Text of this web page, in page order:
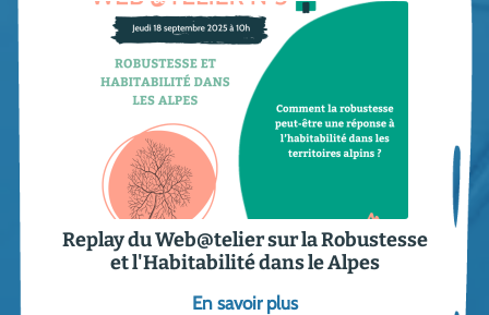
Replay du Web@telier sur la Robustesse
et l'Habitabilité dans le Alpes
En savoir plus